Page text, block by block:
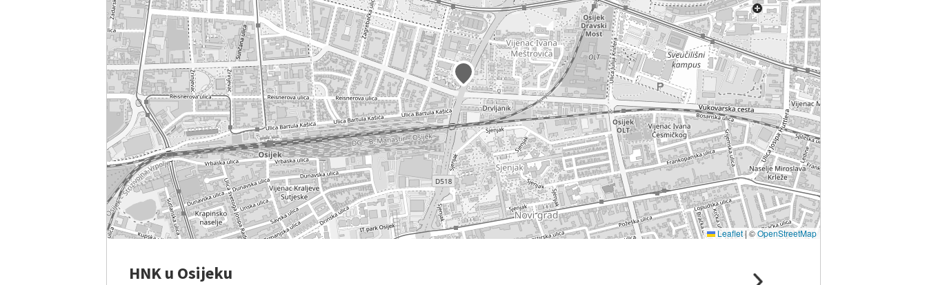
Leaflet| ©OpenStreetMap
HNK u Osijeku